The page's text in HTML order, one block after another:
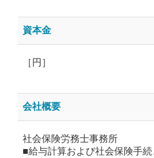
資本金
［円］
会社概要
社会保険労務士事務所
■給与計算および社会保険手